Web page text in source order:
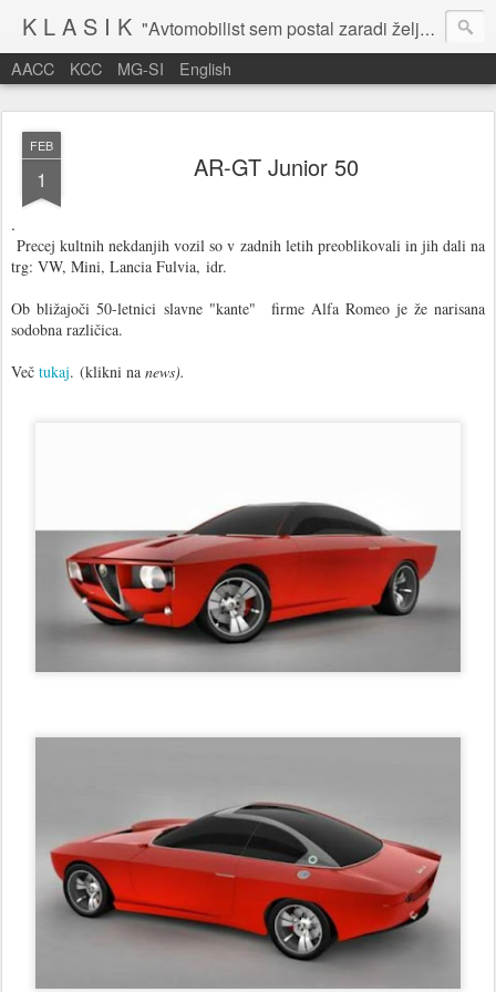
K L A S I K "Avtomobilist sem postal zaradi želje po potovanju in dejavnosti v prostem času." Baron Anton Codelli
AACC KCC MG-SI English
FEB
1 AR-GT Junior 50
.
Precej kultnih nekdanjih vozil so v zadnih letih preoblikovali in jih dali na
trg: VW, Mini, Lancia Fulvia, idr.
Ob bližajoči 50-letnici slavne "kante" firme Alfa Romeo je že narisana
sodobna različica.
Več tukaj. (klikni na news).